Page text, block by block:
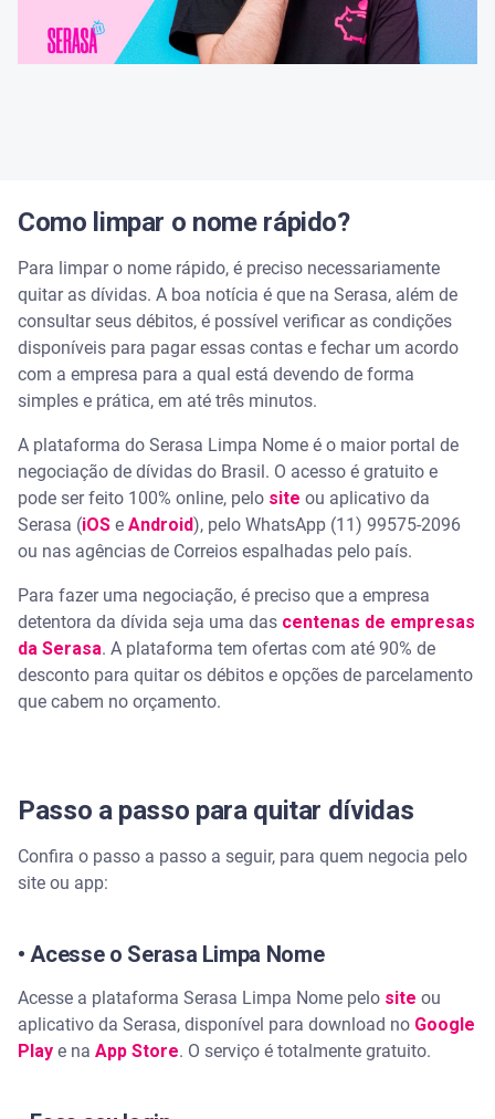
Aproveite as outras ferramentas do app da Serasa
Serasa Score
Serasa Premium
Carteira Digital
Como limpar o nome rápido?
Para limpar o nome rápido, é preciso necessariamente
quitar as dívidas. A boa notícia é que na Serasa, além de
consultar seus débitos, é possível verificar as condições
disponíveis para pagar essas contas e fechar um acordo
com a empresa para a qual está devendo de forma
simples e prática, em até três minutos.
A plataforma do Serasa Limpa Nome é o maior portal de
negociação de dívidas do Brasil. O acesso é gratuito e
pode ser feito 100% online, pelo site ou aplicativo da
Serasa (iOS e Android), pelo WhatsApp (11) 99575-2096
ou nas agências de Correios espalhadas pelo país.
Para fazer uma negociação, é preciso que a empresa
detentora da dívida seja uma das centenas de empresas
da Serasa. A plataforma tem ofertas com até 90% de
desconto para quitar os débitos e opções de parcelamento
que cabem no orçamento.
Passo a passo para quitar dívidas
Confira o passo a passo a seguir, para quem negocia pelo
site ou app:
• Acesse o Serasa Limpa Nome
Acesse a plataforma Serasa Limpa Nome pelo site ou
aplicativo da Serasa, disponível para download no Google
Play e na App Store. O serviço é totalmente gratuito.